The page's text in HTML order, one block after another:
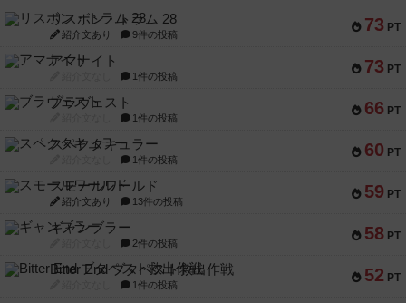
73 PT
リスボン・トラム 28
紹介文あり 9件の投稿
73 PT
アマナイト
1件の投稿
66 PT
ブラヴェスト
1件の投稿
60 PT
スペクタキュラー
1件の投稿
59 PT
スモールワールド
紹介文あり 13件の投稿
58 PT
ギャンブラー
2件の投稿
52 PT
Bitter End ブタペスト救出作戦
1件の投稿